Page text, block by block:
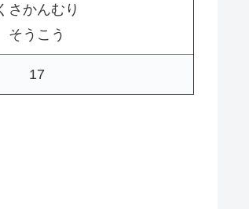
さかんむり
そうこう
17